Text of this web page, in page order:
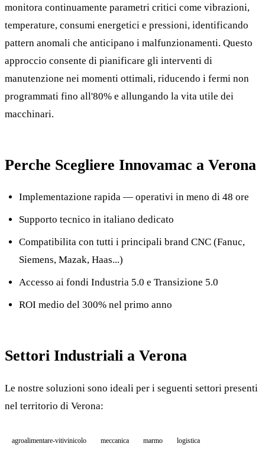
monitora continuamente parametri critici come vibrazioni,
temperature, consumi energetici e pressioni, identificando
pattern anomali che anticipano i malfunzionamenti. Questo
approccio consente di pianificare gli interventi di
manutenzione nei momenti ottimali, riducendo i fermi non
programmati fino all'80% e allungando la vita utile dei
macchinari.
Perche Scegliere Innovamac a Verona
Implementazione rapida — operativi in meno di 48 ore
Supporto tecnico in italiano dedicato
Compatibilita con tutti i principali brand CNC (Fanuc,
Siemens, Mazak, Haas...)
Accesso ai fondi Industria 5.0 e Transizione 5.0
ROI medio del 300% nel primo anno
Settori Industriali a Verona
Le nostre soluzioni sono ideali per i seguenti settori presenti
nel territorio di Verona:
agroalimentare-vitivinicolo meccanica marmo logistica